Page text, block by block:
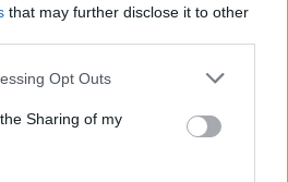
that may further disclose it to other
Opt Outs
Sharing of my
25 Agosto 2014
25 Agosto 2014
27 Agosto 2014